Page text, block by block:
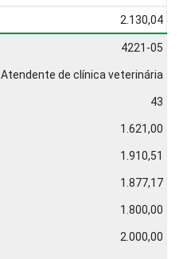
2.130,04
4221-05
Atendente de clínica veterinária
43
1.621,00
1.910,51
1.877,17
1.800,00
2.000,00